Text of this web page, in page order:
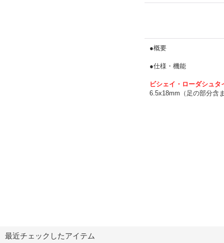
●概要
●仕様・機能
ビシェイ・ローダシュ
6.5x18mm（足の部分含
最近チェックしたアイテム